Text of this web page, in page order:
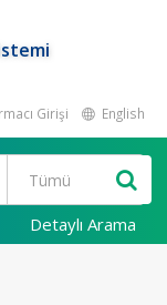
Girişi English
Detaylı Arama